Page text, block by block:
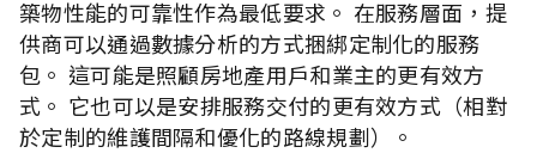
築物性能的可靠性作為最低要求。 在服務層面，提
供商可以通過數據分析的方式捆綁定制化的服務
包。 這可能是照顧房地產用戶和業主的更有效方
式。 它也可以是安排服務交付的更有效方式（相對
於定制的維護間隔和優化的路線規劃）。